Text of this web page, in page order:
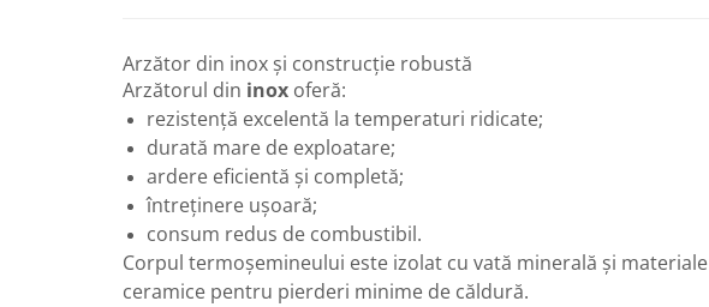
Pompe de circulatie
Pompe submersibile
Accesorii pompe
Vase de expansiune
Vase de expansiune pentru
Arzător din inox și construcție robustă
Arzătorul din inox oferă:
rezistență excelentă la temperaturi ridicate;
durată mare de exploatare;
ardere eficientă și completă;
întreținere ușoară;
consum redus de combustibil.
Corpul termoșemineului este izolat cu vată minerală și materiale
ceramice pentru pierderi minime de căldură.